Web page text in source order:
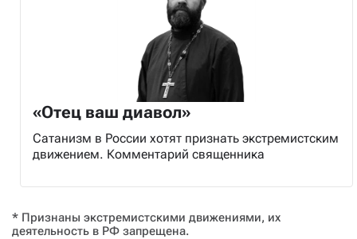
«Отец ваш диавол»
Сатанизм в России хотят признать экстремистским
движением. Комментарий священника
* Признаны экстремистскими движениями, их
деятельность в РФ запрещена.